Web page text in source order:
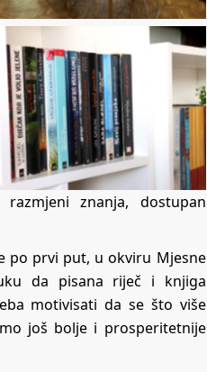
znanja, dostupan
po prvi put, u okviru Mjesne
da pisana riječ i knjiga
motivisati da se što više
još bolje i prosperitetnije